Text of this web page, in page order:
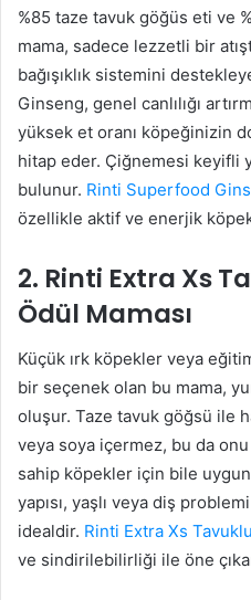
%85 taze tavuk göğüs eti ve
mama, sadece lezzetli bir
bağışıklık sistemini
Ginseng, genel canlılığı
yüksek et oranı köpeğinizin
hitap eder. Çiğnemesi keyifli
bulunur. Rinti Superfood
özellikle aktif ve enerjik
2. Rinti Extra Xs
Ödül Maması
Küçük ırk köpekler veya
bir seçenek olan bu mama,
oluşur. Taze tavuk göğsü ile
veya soya içermez, bu da
sahip köpekler için bile
yapısı, yaşlı veya diş
idealdir. Rinti Extra Xs
ve sindirilebilirliği ile öne